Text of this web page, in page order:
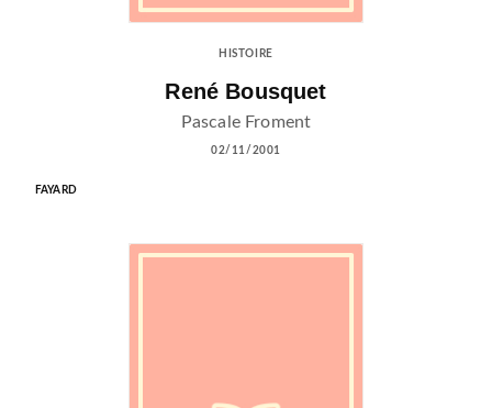
HISTOIRE
René Bousquet
Pascale Froment
02/11/2001
FAYARD